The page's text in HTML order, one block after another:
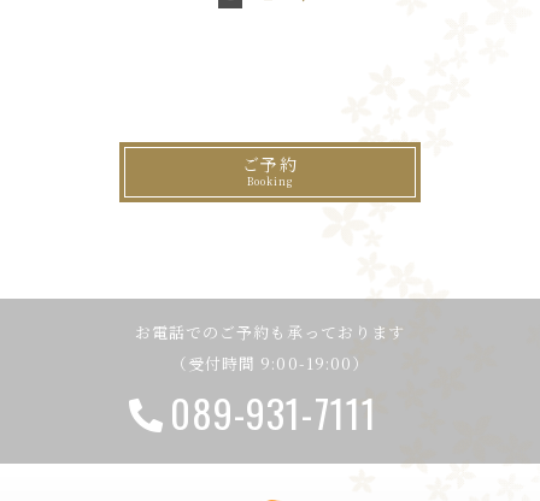
せ
ナ
ー
シ
ョ
ン
ご予約
お電話でのご予約も承っております
（受付時間 9:00-19:00）
089-931-7111